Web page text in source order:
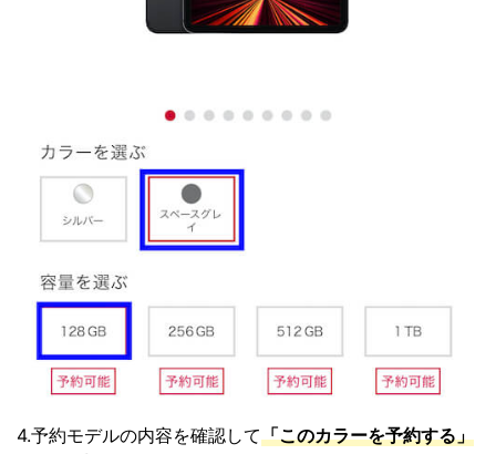
4.予約モデルの内容を確認して「このカラーを予約する」